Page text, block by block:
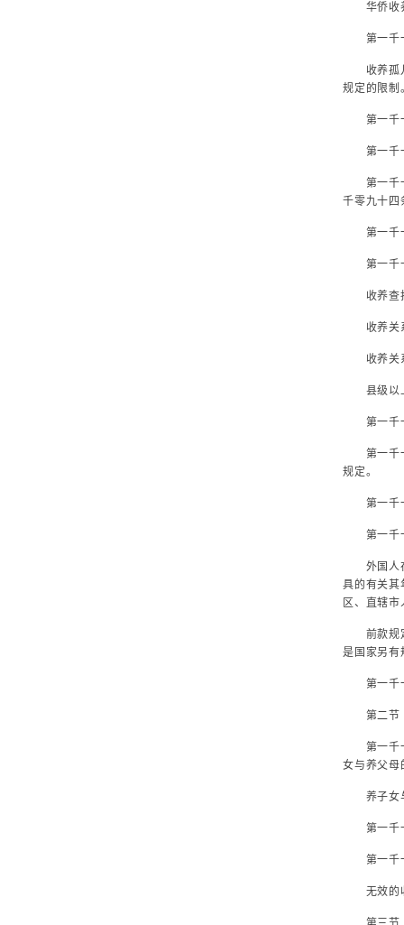
华侨收养
第一千一
收养孤儿
规定的限制
第一千一
第一千一
第一千一
千零九十四
第一千一
第一千一
收养查找
收养关系
收养关系
县级以上
第一千一
第一千一
规定。
第一千一
第一千一
外国人在
具的有关其
区、直辖
前款规定
是国家另有
第一千一
第二节
第一千一
女与养父母
养子女与
第一千一
第一千一
无效的收